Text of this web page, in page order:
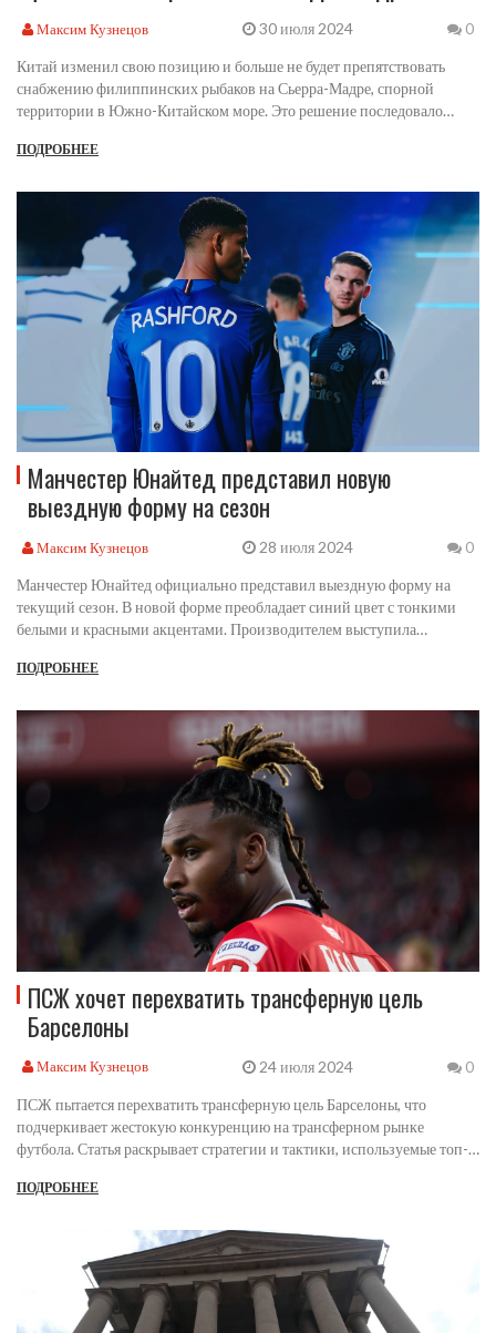
Максим Кузнецов 30 июля 2024 0
Китай изменил свою позицию и больше не будет препятствовать
снабжению филиппинских рыбаков на Сьерра-Мадре, спорной
территории в Южно-Китайском море. Это решение последовало
высокопоставленным чиновником. Китай убирает свои морские суда,
для Филиппин и важный шаг в укреплении двусторонних
ПОДРОБНЕЕ
Манчестер Юнайтед представил новую
выездную форму на сезон
Максим Кузнецов 28 июля 2024 0
Манчестер Юнайтед официально представил выездную форму на
текущий сезон. В новой форме преобладает синий цвет с тонкими
белыми и красными акцентами. Производителем выступила
чтобы оценить обновленный дизайн формы.
ПОДРОБНЕЕ
ПСЖ хочет перехватить трансферную цель
Барселоны
Максим Кузнецов 24 июля 2024 0
ПСЖ пытается перехватить трансферную цель Барселоны, что
подчеркивает жестокую конкуренцию на трансферном рынке
футбола. Статья раскрывает стратегии и тактики, используемые топ-
ПОДРОБНЕЕ